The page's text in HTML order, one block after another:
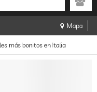
Mapa
más bonitos en Italia